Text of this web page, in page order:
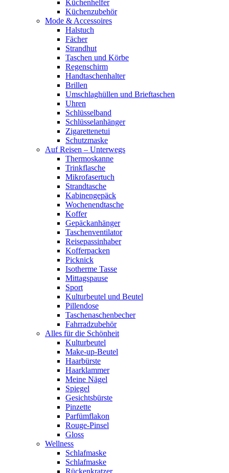
Küchenhelfer
Küchenzubehör
Mode & Accessoires
Halstuch
Fächer
Strandhut
Taschen und Körbe
Regenschirm
Handtaschenhalter
Brillen
Umschlaghüllen und Brieftaschen
Uhren
Schlüsselband
Schlüsselanhänger
Zigarettenetui
Schutzmaske
Auf Reisen – Unterwegs
Thermoskanne
Trinkflasche
Mikrofasertuch
Strandtasche
Kabinengepäck
Wochenendtasche
Koffer
Gepäckanhänger
Taschenventilator
Reisepassinhaber
Kofferpacken
Picknick
Isotherme Tasse
Mittagspause
Sport
Kulturbeutel und Beutel
Pillendose
Taschenaschenbecher
Fahrradzubehör
Alles für die Schönheit
Kulturbeutel
Make-up-Beutel
Haarbürste
Haarklammer
Meine Nägel
Spiegel
Gesichtsbürste
Pinzette
Parfümflakon
Rouge-Pinsel
Gloss
Wellness
Schlafmaske
Schlafmaske